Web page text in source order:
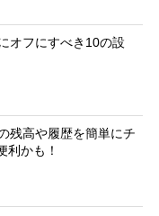
オフにすべき10の設
残高や履歴を簡単にチ
かも！